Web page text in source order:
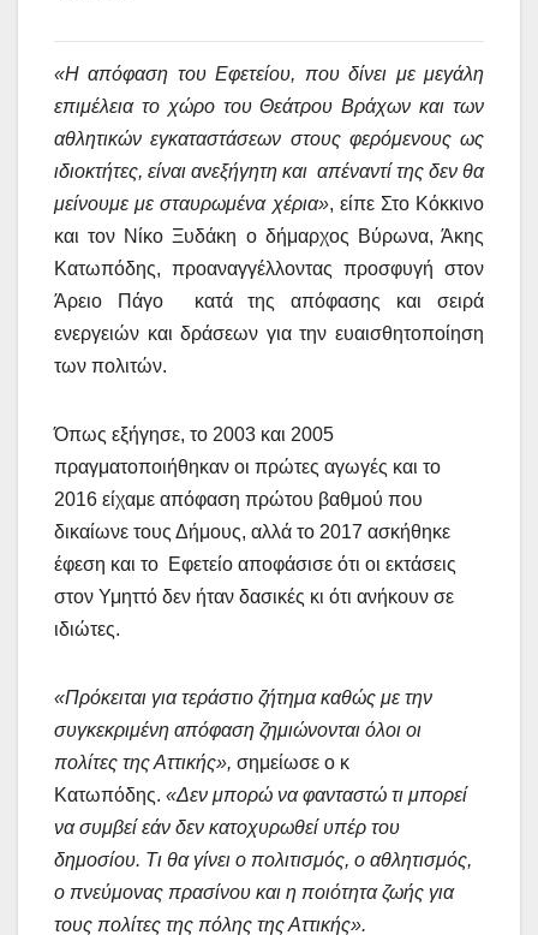
«Η απόφαση του Εφετείου, που δίνει με μεγάλη
επιμέλεια το χώρο του Θεάτρου Βράχων και των
αθλητικών εγκαταστάσεων στους φερόμενους ως
ιδιοκτήτες, είναι ανεξήγητη και απέναντί της δεν θα
μείνουμε με σταυρωμένα χέρια», είπε Στο Κόκκινο
και τον Νίκο Ξυδάκη ο δήμαρχος Βύρωνα, Άκης
Κατωπόδης, προαναγγέλλοντας προσφυγή στον
Άρειο Πάγο κατά της απόφασης και σειρά
ενεργειών και δράσεων για την ευαισθητοποίηση
των πολιτών.
Όπως εξήγησε, το 2003 και 2005
πραγματοποιήθηκαν οι πρώτες αγωγές και το
2016 είχαμε απόφαση πρώτου βαθμού που
δικαίωνε τους Δήμους, αλλά το 2017 ασκήθηκε
έφεση και το Εφετείο αποφάσισε ότι οι εκτάσεις
στον Υμηττό δεν ήταν δασικές κι ότι ανήκουν σε
ιδιώτες.
«Πρόκειται για τεράστιο ζήτημα καθώς με την
συγκεκριμένη απόφαση ζημιώνονται όλοι οι
πολίτες της Αττικής», σημείωσε ο κ
Κατωπόδης. «Δεν μπορώ να φανταστώ τι μπορεί
να συμβεί εάν δεν κατοχυρωθεί υπέρ του
δημοσίου. Τι θα γίνει ο πολιτισμός, ο αθλητισμός,
ο πνεύμονας πρασίνου και η ποιότητα ζωής για
τους πολίτες της πόλης της Αττικής».